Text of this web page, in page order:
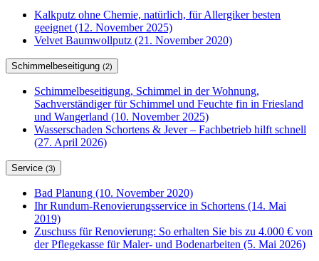
Kalkputz ohne Chemie, natürlich, für Allergiker besten
geeignet (12. November 2025)
Velvet Baumwollputz (21. November 2020)
Schimmelbeseitigung (2)
Schimmelbeseitigung, Schimmel in der Wohnung,
Sachverständiger für Schimmel und Feuchte fin in Friesland
und Wangerland (10. November 2025)
Wasserschaden Schortens & Jever – Fachbetrieb hilft schnell
(27. April 2026)
Service (3)
Bad Planung (10. November 2020)
Ihr Rundum-Renovierungsservice in Schortens (14. Mai
2019)
Zuschuss für Renovierung: So erhalten Sie bis zu 4.000 € von
der Pflegekasse für Maler- und Bodenarbeiten (5. Mai 2026)